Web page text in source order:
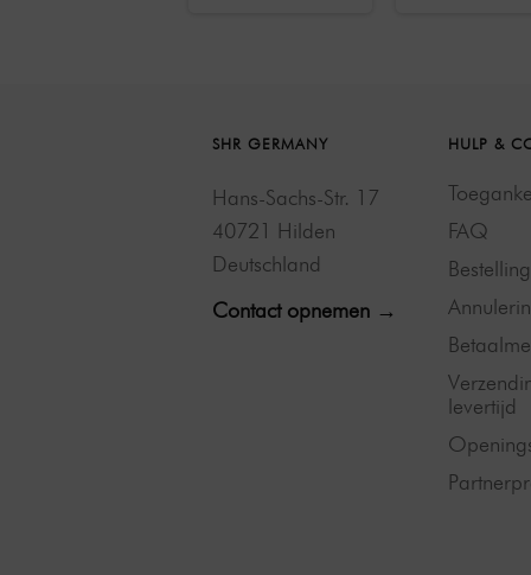
SHR GERMANY
Hans-Sachs-Str. 17
40721 Hilden
Deutschland
Contact opnemen →
HULP &
FAQ
levertijd